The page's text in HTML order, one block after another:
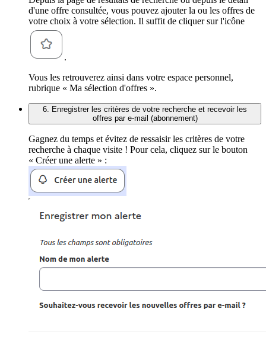
d'une offre consultée, vous pouvez ajouter la ou les offres de
votre choix à votre sélection. Il suffit de cliquer sur l'icône
.
Vous les retrouverez ainsi dans votre espace personnel,
rubrique « Ma sélection d'offres ».
6. Enregistrer les critères de votre recherche et recevoir les
offres par e-mail (abonnement)
Gagnez du temps et évitez de ressaisir les critères de votre
recherche à chaque visite ! Pour cela, cliquez sur le bouton
« Créer une alerte » :